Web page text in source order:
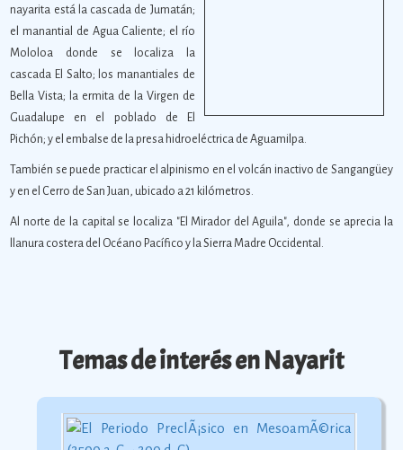
nayarita está la cascada de Jumatán;
el manantial de Agua Caliente; el río
Mololoa donde se localiza la
cascada El Salto; los manantiales de
Bella Vista; la ermita de la Virgen de
Guadalupe en el poblado de El
Pichón; y el embalse de la presa hidroeléctrica de Aguamilpa.
También se puede practicar el alpinismo en el volcán inactivo de Sangangüey
y en el Cerro de San Juan, ubicado a 21 kilómetros.
Al norte de la capital se localiza "El Mirador del Aguila", donde se aprecia la
llanura costera del Océano Pacífico y la Sierra Madre Occidental.
Temas de interés en Nayarit